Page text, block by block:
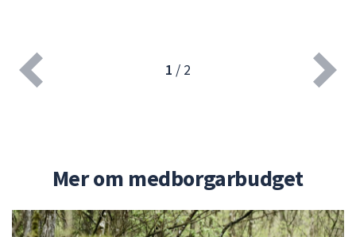
1 / 2
Mer om medborgarbudget